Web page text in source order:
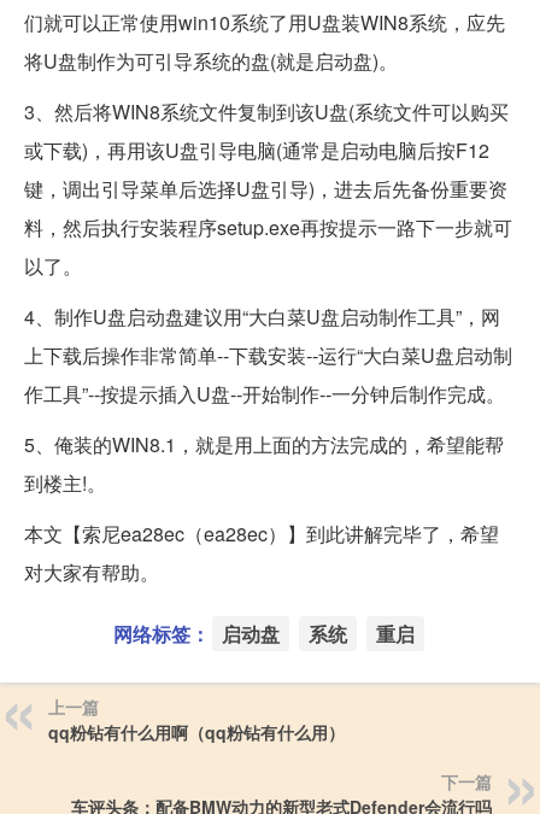
们就可以正常使用win10系统了用U盘装WIN8系统，应先
将U盘制作为可引导系统的盘(就是启动盘)。
3、然后将WIN8系统文件复制到该U盘(系统文件可以购买
或下载)，再用该U盘引导电脑(通常是启动电脑后按F12
键，调出引导菜单后选择U盘引导)，进去后先备份重要资
料，然后执行安装程序setup.exe再按提示一路下一步就可
以了。
4、制作U盘启动盘建议用“大白菜U盘启动制作工具”，网
上下载后操作非常简单--下载安装--运行“大白菜U盘启动制
作工具”--按提示插入U盘--开始制作--一分钟后制作完成。
5、俺装的WIN8.1，就是用上面的方法完成的，希望能帮
到楼主!。
本文【索尼ea28ec（ea28ec）】到此讲解完毕了，希望
对大家有帮助。
网络标签： 启动盘 系统 重启
上一篇
qq粉钻有什么用啊（qq粉钻有什么用）
下一篇
车评头条：配备BMW动力的新型老式Defender会流行吗